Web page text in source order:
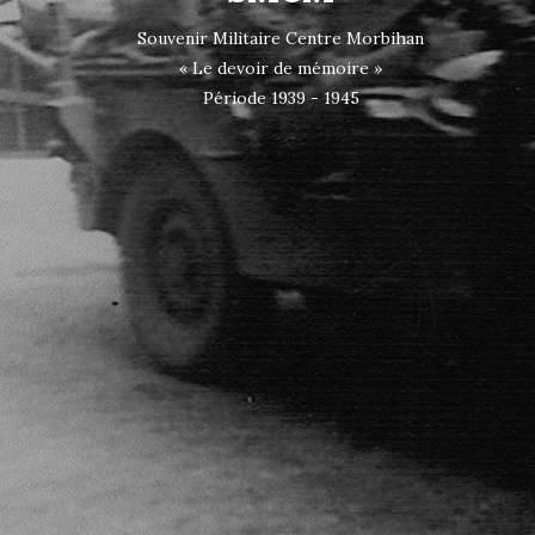
Souvenir Militaire Centre Morbihan
« Le devoir de mémoire »
Période 1939 - 1945